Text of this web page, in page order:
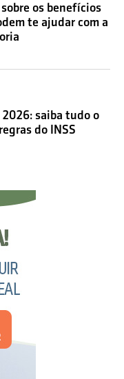
os benefícios
te ajudar com a
saiba tudo o
do INSS